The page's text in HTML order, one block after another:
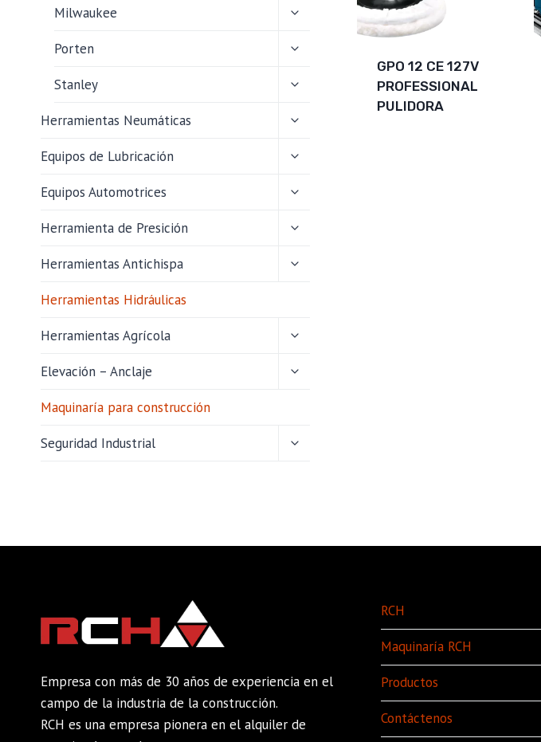
GPO 12 CE 127V
PROFESSIONAL
PULIDORA
Milwaukee
ALTERNAR
Porten
ALTERNAR
Stanley
ALTERNAR
Herramientas Neumáticas
ALTERNAR
Equipos de Lubricación
ALTERNAR
Equipos Automotrices
ALTERNAR
Herramienta de Presición
ALTERNAR
Herramientas Antichispa
ALTERNAR
Herramientas Hidráulicas
Herramientas Agrícola
ALTERNAR
Elevación – Anclaje
ALTERNAR
Maquinaría para construcción
Seguridad Industrial
ALTERNAR
Empresa con más de 30 años de experiencia en el
campo de la industria de la construcción.
RCH es una empresa pionera en el alquiler de
RCH
Maquinaría RCH
Productos
Contáctenos